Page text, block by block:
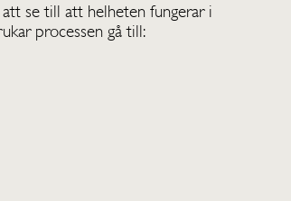
se till att helheten fungerar i
processen gå till: